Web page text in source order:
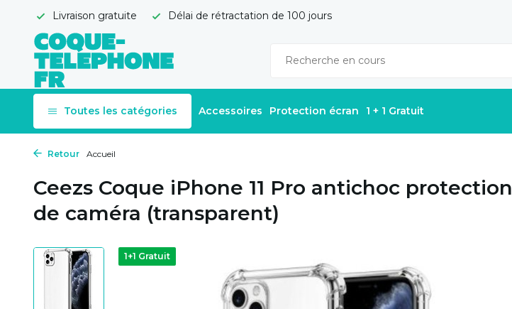
Livraison gratuite Délai de rétractation de 100 jours
Toutes les catégories Accessoires Protection écran 1 + 1 Gratuit
Retour Accueil
Ceezs Coque iPhone 11 Pro antichoc protection
de caméra (transparent)
1+1 Gratuit